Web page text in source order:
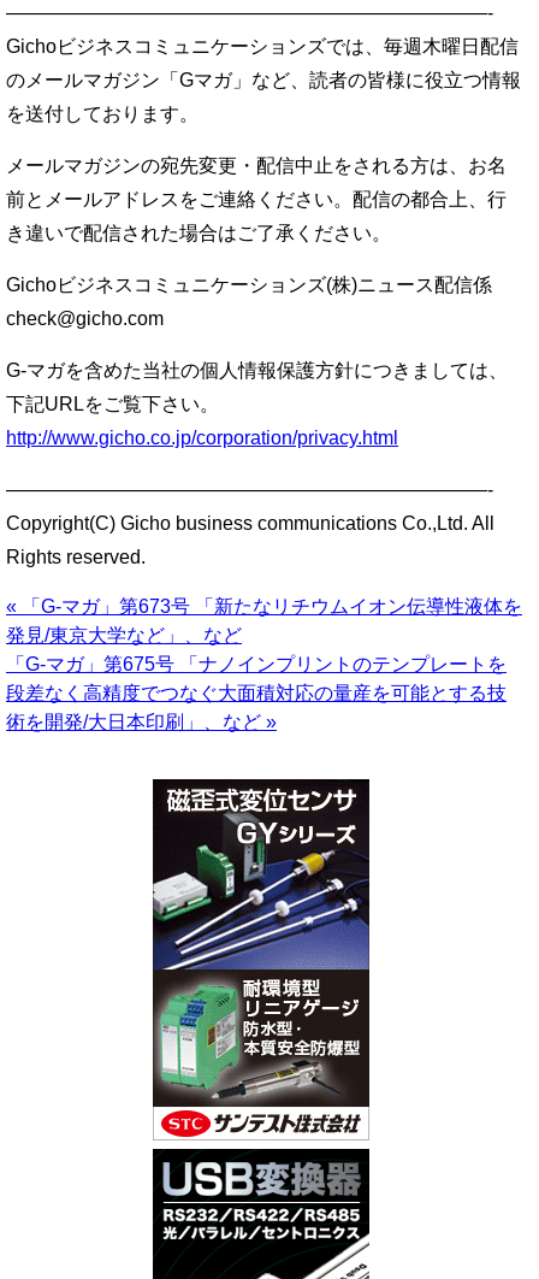
—————————————————————————-
Gichoビジネスコミュニケーションズでは、毎週木曜日配信
のメールマガジン「Gマガ」など、読者の皆様に役立つ情報
を送付しております。
メールマガジンの宛先変更・配信中止をされる方は、お名
前とメールアドレスをご連絡ください。配信の都合上、行
き違いで配信された場合はご了承ください。
Gichoビジネスコミュニケーションズ(株)ニュース配信係
check@gicho.com
G-マガを含めた当社の個人情報保護方針につきましては、
下記URLをご覧下さい。
http://www.gicho.co.jp/corporation/privacy.html
—————————————————————————-
Copyright(C) Gicho business communications Co.,Ltd. All
Rights reserved.
« 「G-マガ」第673号 「新たなリチウムイオン伝導性液体を
発見/東京大学など」、など
「G-マガ」第675号 「ナノインプリントのテンプレートを
段差なく高精度でつなぐ大面積対応の量産を可能とする技
術を開発/大日本印刷」、など »